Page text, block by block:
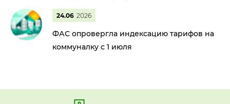
24.06 2026
ФАС опровергла индексацию тарифов на
коммуналку с 1 июля